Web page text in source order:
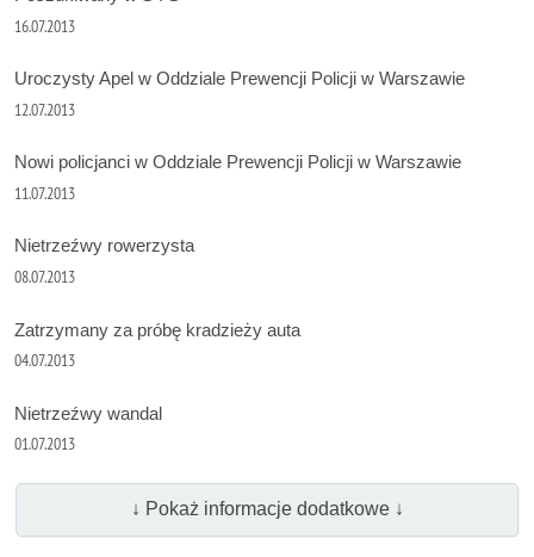
16.07.2013
Uroczysty Apel w Oddziale Prewencji Policji w Warszawie
12.07.2013
Nowi policjanci w Oddziale Prewencji Policji w Warszawie
11.07.2013
Nietrzeźwy rowerzysta
08.07.2013
Zatrzymany za próbę kradzieży auta
04.07.2013
Nietrzeźwy wandal
01.07.2013
↓ Pokaż informacje dodatkowe ↓